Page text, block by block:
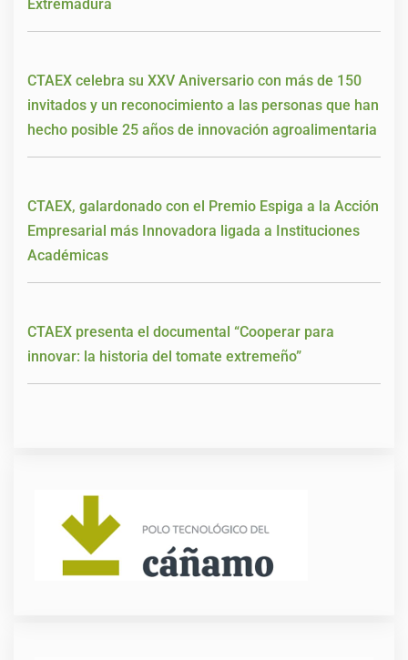
Extremadura
CTAEX celebra su XXV Aniversario con más de 150
invitados y un reconocimiento a las personas que han
hecho posible 25 años de innovación agroalimentaria
CTAEX, galardonado con el Premio Espiga a la Acción
Empresarial más Innovadora ligada a Instituciones
Académicas
CTAEX presenta el documental “Cooperar para
innovar: la historia del tomate extremeño”